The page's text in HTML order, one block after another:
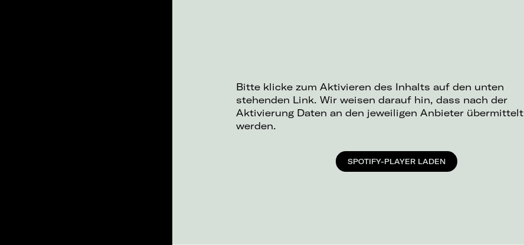
Bitte klicke zum Aktivieren des Inhalts auf den unten
stehenden Link. Wir weisen darauf hin, dass nach der
Aktivierung Daten an den jeweiligen Anbieter übermittelt
werden.
SPOTIFY-PLAYER LADEN